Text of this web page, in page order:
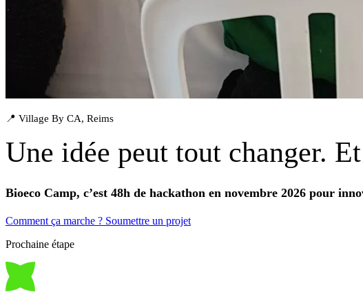
📍 Village By CA, Reims
Une idée peut tout changer.
Bioeco Camp, c’est 48h de hackathon en novembre 2026 pour
Comment ça marche ? Soumettre un projet
Prochaine étape